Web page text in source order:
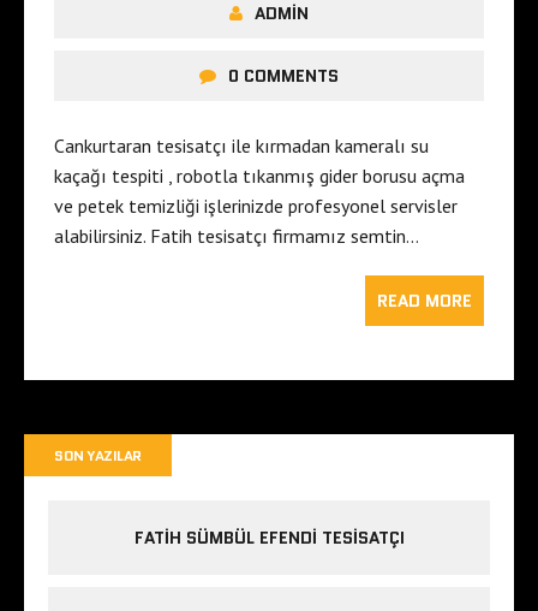
ADMIN
0 COMMENTS
Cankurtaran tesisatçı ile kırmadan kameralı su
kaçağı tespiti , robotla tıkanmış gider borusu açma
ve petek temizliği işlerinizde profesyonel servisler
alabilirsiniz. Fatih tesisatçı firmamız semtin…
READ MORE
SON YAZILAR
FATIH SÜMBÜL EFENDI TESISATÇI